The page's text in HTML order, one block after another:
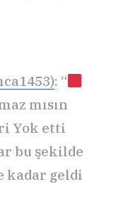
: “
mısın
Yok etti
bu şekilde
kadar geldi